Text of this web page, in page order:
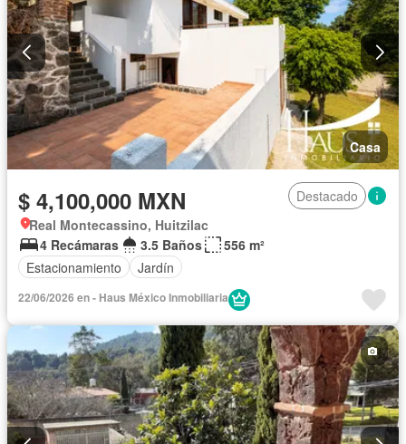
Casa
$ 4,100,000 MXN
Destacado
Real Montecassino, Huitzilac
4 Recámaras
3.5 Baños
556 m²
Estacionamiento
Jardín
22/06/2026 en - Haus México Inmobiliaria